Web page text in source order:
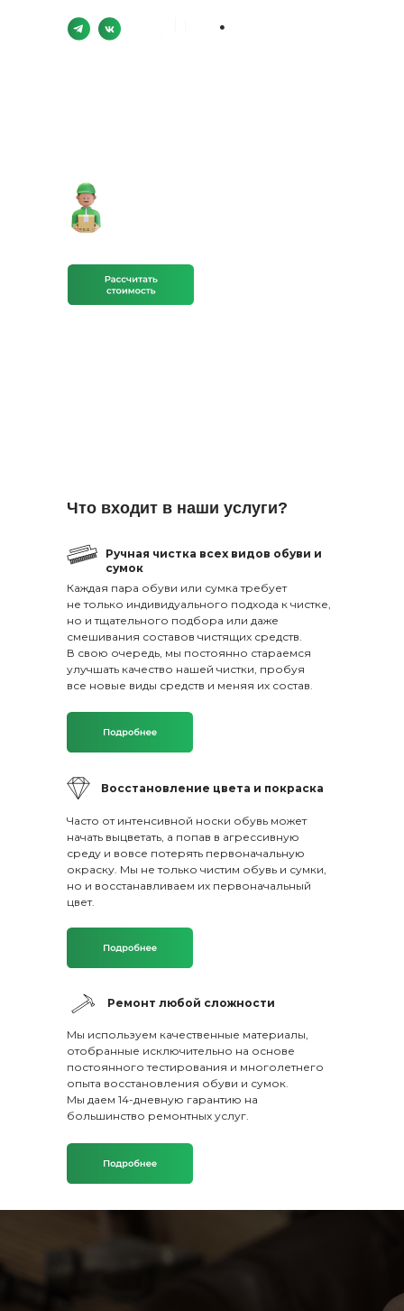
Что входит в наши услуги?
Ручная чистка всех видов обуви и
сумок
Восстановление цвета и покраска
Ремонт любой сложности
Часто от интенсивной носки обувь может
начать выцветать, а попав в агрессивную
среду и вовсе потерять первоначальную
окраску. Мы не только чистим обувь и сумки,
но и восстанавливаем их первоначальный
цвет.
Мы используем качественные материалы,
отобранные исключительно на основе
постоянного тестирования и многолетнего
опыта восстановления обуви и сумок.
Мы даем 14-дневную гарантию на
большинство ремонтных услуг.
Каждая пара обуви или сумка требует
не только индивидуального подхода к чистке,
но и тщательного подбора или даже
смешивания составов чистящих средств.
В свою очередь, мы постоянно стараемся
улучшать качество нашей чистки, пробуя
все новые виды средств и меняя их состав.